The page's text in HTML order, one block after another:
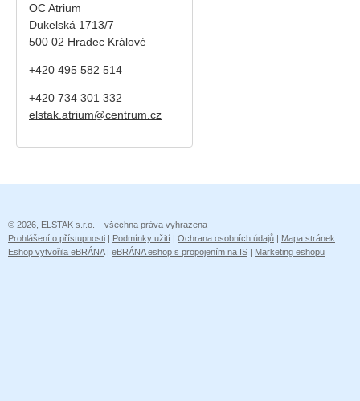
OC Atrium
Dukelská 1713/7
500 02 Hradec Králové
+420 495 582 514
+420 734 301 332
elstak.atrium@centrum.cz
© 2026, ELSTAK s.r.o. – všechna práva vyhrazena
Prohlášení o přístupnosti | Podmínky užití | Ochrana osobních údajů | Mapa stránek
Eshop vytvořila eBRÁNA| eBRÁNA eshop s propojením na IS | Marketing eshopu